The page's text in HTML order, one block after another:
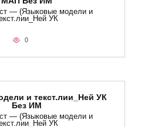
— (Языковые модели и
УК
0
и текст.лии_Ней УК
Без ИМ
— (Языковые модели и
УК